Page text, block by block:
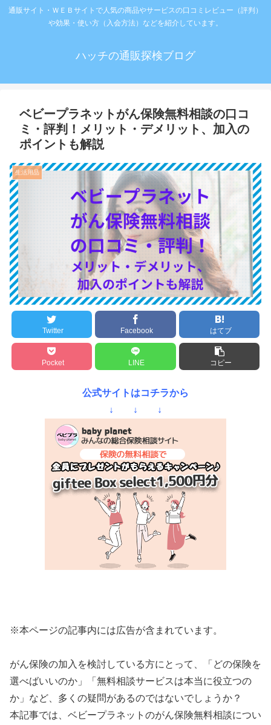
通販サイト・ＷＥＢサイトで人気の商品やサービスの口コミレビュー（評判）
や効果・使い方（入会方法）などを紹介しています。
ハッチの通販探検ブログ
ベビープラネットがん保険無料相談の口コ
ミ・評判！メリット・デメリット、加入の
ポイントも解説
生活用品
Twitter Facebook はてブ
Pocket LINE コピー
公式サイトはコチラから
↓ ↓ ↓
※本ページの記事内には広告が含まれています。
がん保険の加入を検討している方にとって、「どの保険を
選べばいいのか」「無料相談サービスは本当に役立つの
か」など、多くの疑問があるのではないでしょうか？
本記事では、ベビープラネットのがん保険無料相談につい